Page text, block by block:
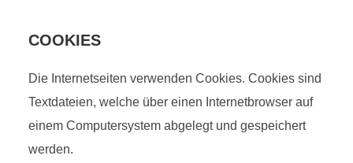
COOKIES
Die Internetseiten verwenden Cookies. Cookies sind
Textdateien, welche über einen Internetbrowser auf
einem Computersystem abgelegt und gespeichert
werden.